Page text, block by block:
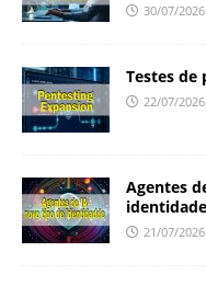
30/07/2026
Testes de
22/07/2026
Agentes
identidade
21/07/2026